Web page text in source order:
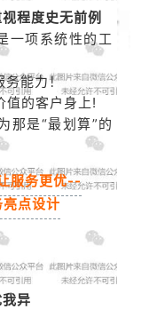
程度史无前例
一项系统性的工
务能力！
值的客户身上!
那是“最划算”的
服务更优--
点设计
异